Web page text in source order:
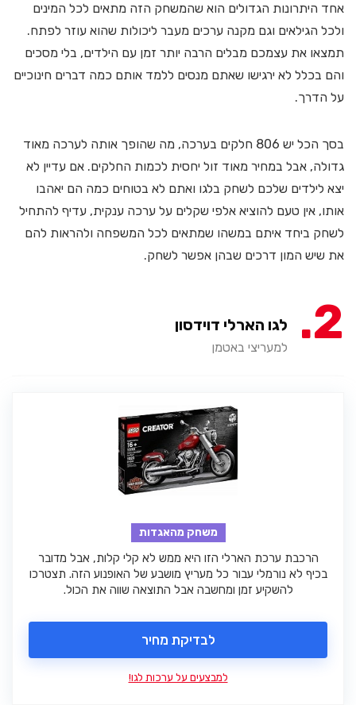
אחד היתרונות הגדולים הוא שהמשחק הזה מתאים לכל המינים
ולכל הגילאים וגם מקנה ערכים מעבר ליכולות שהוא עוזר לפתח.
תמצאו את עצמכם מבלים הרבה יותר זמן עם הילדים, בלי מסכים
והם בכלל לא ירגישו שאתם מנסים ללמד אותם כמה דברים חינוכיים
על הדרך.
בסך הכל יש 806 חלקים בערכה, מה שהופך אותה לערכה מאוד
גדולה, אבל במחיר מאוד זול יחסית לכמות החלקים. אם עדיין לא
יצא לילדים שלכם לשחק בלגו ואתם לא בטוחים כמה הם יאהבו
אותו, אין טעם להוציא אלפי שקלים על ערכה ענקית, עדיף להתחיל
לשחק ביחד איתם במשהו שמתאים לכל המשפחה ולהראות להם
את שיש המון דרכים שבהן אפשר לשחק.
2 לגו הארלי דוידסון
למעריצי באטמן
משחק מהאגדות
הרכבת ערכת הארלי הזו היא ממש לא קלי קלות, אבל מדובר
בכיף לא נורמלי עבור כל מעריץ מושבע של האופנוע הזה. תצטרכו
להשקיע זמן ומחשבה אבל התוצאה שווה את הכול.
לבדיקת מחיר
למבצעים על ערכות לגו!